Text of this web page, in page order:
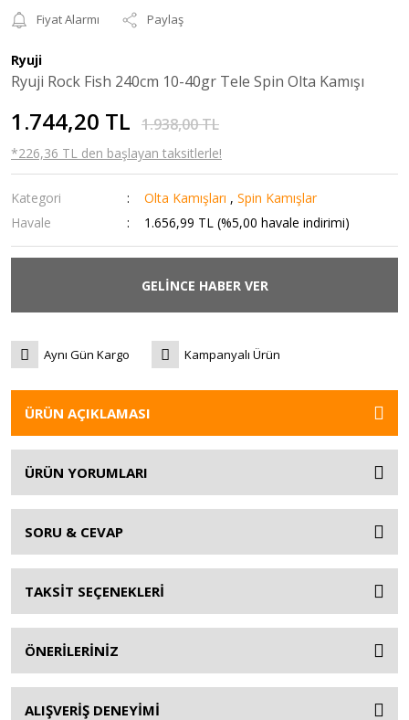
Fiyat Alarmı
Paylaş
Ryuji
Ryuji Rock Fish 240cm 10-40gr Tele Spin Olta Kamışı
1.744,20 TL 1.938,00 TL
*226,36 TL den başlayan taksitlerle!
Kategori Olta Kamışları ,Spin Kamışlar
Havale
1.656,99 TL (%5,00 havale indirimi)
GELİNCE HABER VER
Aynı Gün Kargo Kampanyalı Ürün
ÜRÜN AÇIKLAMASI
ÜRÜN YORUMLARI
SORU & CEVAP
TAKSİT SEÇENEKLERİ
ÖNERİLERİNİZ
ALIŞVERİŞ DENEYİMİ